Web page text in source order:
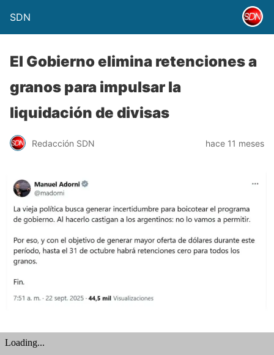
SDN
El Gobierno elimina retenciones a
granos para impulsar la
liquidación de divisas
Redacción SDN hace 11 meses